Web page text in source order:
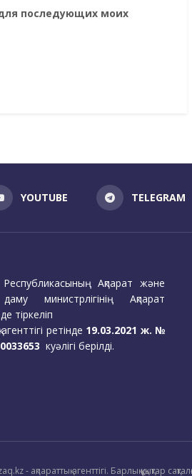
последующих моих
YOUTUBE TELEGRAM
Республикасының Ақпарат және
даму министрлігінің Ақпарат
тіркеліп
ретінде 19.03.2021 ж. №
куәлігі берілді.
- ақпараттық агенттігі. Барлық құқықтар